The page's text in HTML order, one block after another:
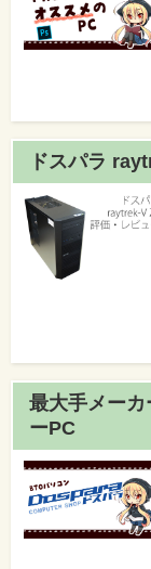
ドスパラ
最大手メー
ーPC